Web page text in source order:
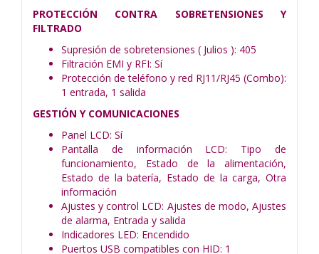
PROTECCIÓN CONTRA SOBRETENSIONES Y
FILTRADO
Supresión de sobretensiones ( Julios ): 405
Filtración EMI y RFI: Sí
Protección de teléfono y red RJ11/RJ45 (Combo):
1 entrada, 1 salida
GESTIÓN Y COMUNICACIONES
Panel LCD: Sí
Pantalla de información LCD: Tipo de
funcionamiento, Estado de la alimentación,
Estado de la batería, Estado de la carga, Otra
información
Ajustes y control LCD: Ajustes de modo, Ajustes
de alarma, Entrada y salida
Indicadores LED: Encendido
Puertos USB compatibles con HID: 1